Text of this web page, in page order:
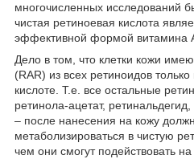
многочисленных исследований
чистая ретиноевая кислота
эффективной формой витамина
Дело в том, что клетки кожи
(RAR) из всех ретиноидов
кислоте. Т.е. все остальные
ретинола-ацетат,
– после нанесения на кожу
метаболизироваться в чистую
чем они смогут подействовать